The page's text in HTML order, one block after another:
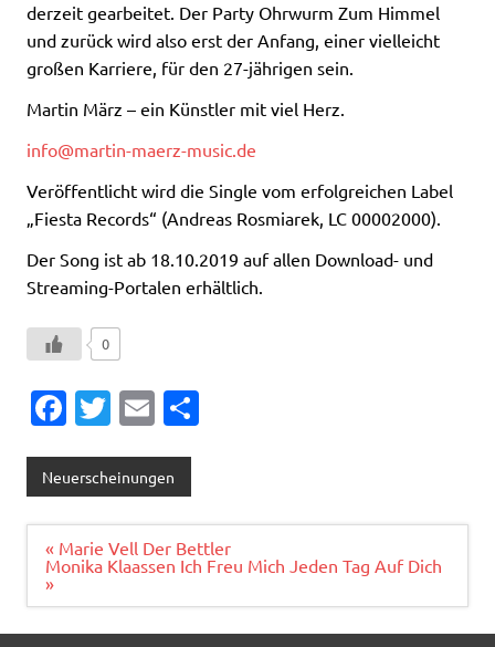
derzeit gearbeitet. Der Party Ohrwurm Zum Himmel
und zurück wird also erst der Anfang, einer vielleicht
großen Karriere, für den 27-jährigen sein.
Martin März – ein Künstler mit viel Herz.
info@martin-maerz-music.de
Veröffentlicht wird die Single vom erfolgreichen Label
„Fiesta Records“ (Andreas Rosmiarek, LC 00002000).
Der Song ist ab 18.10.2019 auf allen Download- und
Streaming-Portalen erhältlich.
0
Fa
e
b
o
o
k
T
it
te
r
E
ai
l
n
Neuerscheinungen
Beitragsnavigation
« Marie Vell Der Bettler
Monika Klaassen Ich Freu Mich Jeden Tag Auf Dich
»